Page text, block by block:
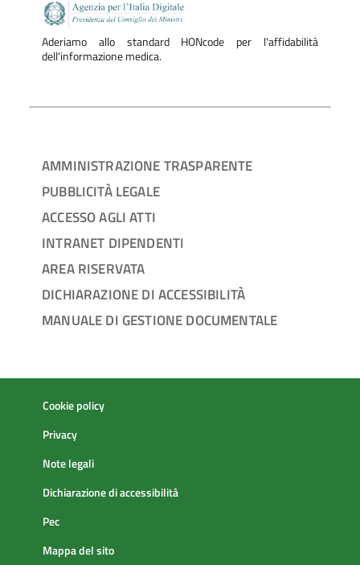
Aderiamo allo standard HONcode per l'affidabilità
dell'informazione medica.
AMMINISTRAZIONE TRASPARENTE
PUBBLICITÀ LEGALE
ACCESSO AGLI ATTI
INTRANET DIPENDENTI
AREA RISERVATA
DICHIARAZIONE DI ACCESSIBILITÀ
MANUALE DI GESTIONE DOCUMENTALE
Cookie policy
Privacy
Note legali
Dichiarazione di accessibilità
Pec
Mappa del sito